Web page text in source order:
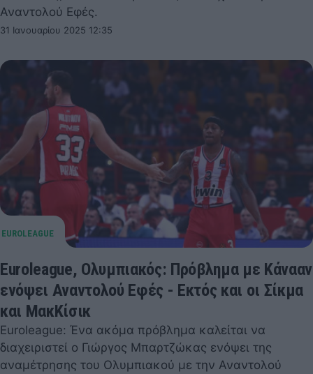
Αναντολού Εφές.
31 Ιανουαρίου 2025 12:35
Euroleague, Ολυμπιακός: Πρόβλημα με Κάνααν
ενόψει Αναντολού Εφές - Εκτός και οι Σίκμα
και ΜακΚίσικ
Euroleague: Ένα ακόμα πρόβλημα καλείται να
διαχειριστεί ο Γιώργος Μπαρτζώκας ενόψει της
αναμέτρησης του Ολυμπιακού με την Αναντολού